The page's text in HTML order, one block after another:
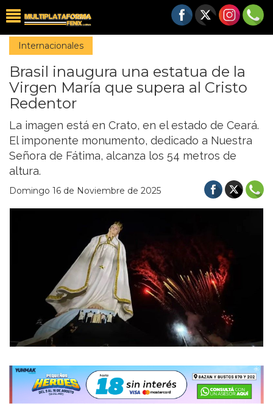
Internacionales
Brasil inaugura una estatua de la
Virgen María que supera al Cristo
Redentor
La imagen está en Crato, en el estado de Ceará.
El imponente monumento, dedicado a Nuestra
Señora de Fátima, alcanza los 54 metros de
altura.
Domingo 16 de Noviembre de 2025